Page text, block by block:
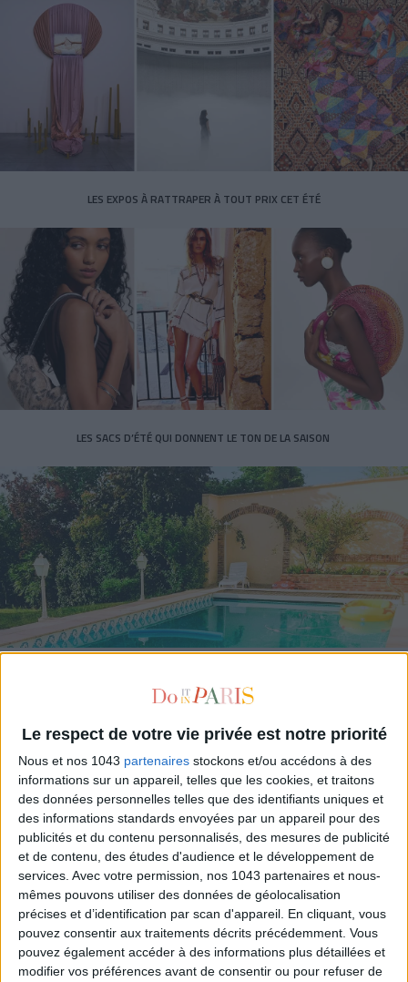
Le respect de votre vie privée est notre priorité
Nous et nos 1043 partenaires stockons et/ou accédons à des
informations sur un appareil, telles que les cookies, et traitons
des données personnelles telles que des identifiants uniques et
des informations standards envoyées par un appareil pour des
publicités et du contenu personnalisés, des mesures de publicité
et de contenu, des études d'audience et le développement de
services. Avec votre permission, nos 1043 partenaires et nous-
mêmes pouvons utiliser des données de géolocalisation
précises et d’identification par scan d'appareil. En cliquant, vous
pouvez consentir aux traitements décrits précédemment. Vous
pouvez également accéder à des informations plus détaillées et
modifier vos préférences avant de consentir ou pour refuser de
LES EXPOS À RATTRAPER À TOUT PRIX CET ÉTÉ
LES SACS D’ÉTÉ QUI DONNENT LE TON DE LA SAISON
LES SNEAKERS STARS DE L’ÉTÉ